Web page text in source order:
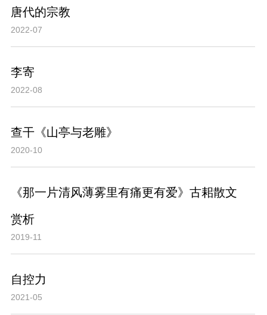
唐代的宗教
2022-07
李寄
2022-08
查干《山亭与老雕》
2020-10
《那一片清风薄雾里有痛更有爱》古耜散文
赏析
2019-11
自控力
2021-05